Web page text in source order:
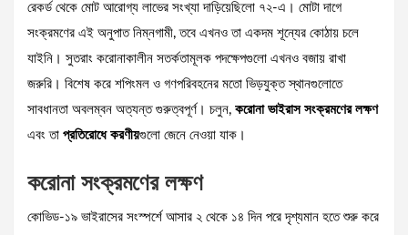
রেকর্ড থেকে মোট আরোগ্য লাভের সংখ্যা দাড়িয়েছিলো ৭২-এ। মোটা দাগে
সংক্রমণের এই অনুপাত নিম্নগামী, তবে এখনও তা একদম শূন্যের কোঠায় চলে
যাইনি। সুতরাং করোনাকালীন সতর্কতামূলক পদক্ষেপগুলো এখনও বজায় রাখা
জরুরি। বিশেষ করে শপিংমল ও গণপরিবহনের মতো ভিড়যুক্ত স্থানগুলোতে
সাবধানতা অবলম্বন অত্যন্ত গুরুত্বপূর্ণ। চলুন, করোনা ভাইরাস সংক্রমণের লক্ষণ
এবং তা প্রতিরোধে করণীয়গুলো জেনে নেওয়া যাক।
করোনা সংক্রমণের লক্ষণ
কোভিড-১৯ ভাইরাসের সংস্পর্শে আসার ২ থেকে ১৪ দিন পরে দৃশ্যমান হতে শুরু করে